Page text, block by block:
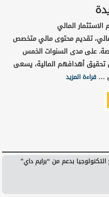
المالي
تقديم محتوى مالي متخصص
على مدى السنوات الخمس
تحقيق أهدافهم المالية، يسعى
…قراءة المزيد
بدعم من “برايم داي”